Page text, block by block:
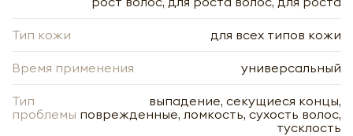
Тип кожи для всех типов кожи
Время применения универсальный
Тип
проблемы
выпадение, секущиеся концы,
поврежденные, ломкость, сухость волос,
тусклость